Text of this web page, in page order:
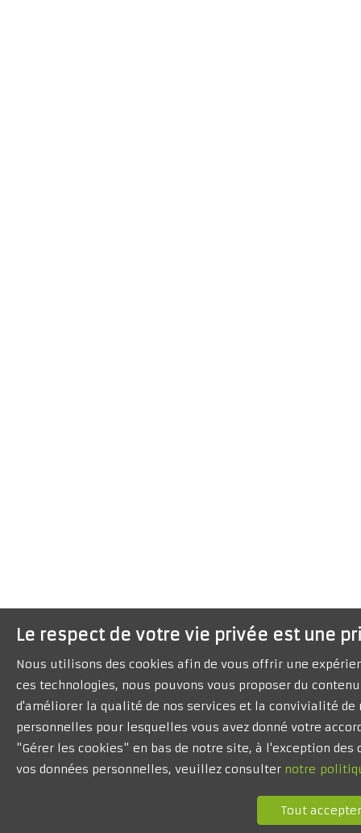
Le respect de votre vie privée est une
Nous utilisons des cookies afin de vous offrir une
ces technologies, nous pouvons vous proposer du
d'améliorer la qualité de nos services et la convivialité
personnelles pour lesquelles vous avez donné votre
"Gérer les cookies" en bas de notre site, à l'exception
vos données personnelles, veuillez consulter notre
Tout accepter